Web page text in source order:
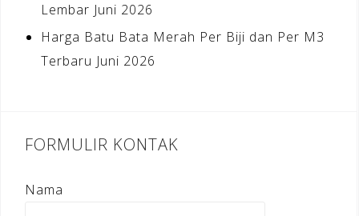
Lembar Juni 2026
Harga Batu Bata Merah Per Biji dan Per M3
Terbaru Juni 2026
FORMULIR KONTAK
Nama